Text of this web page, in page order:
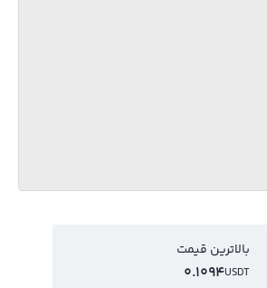
بالاترین قیمت
USDT
0.1094